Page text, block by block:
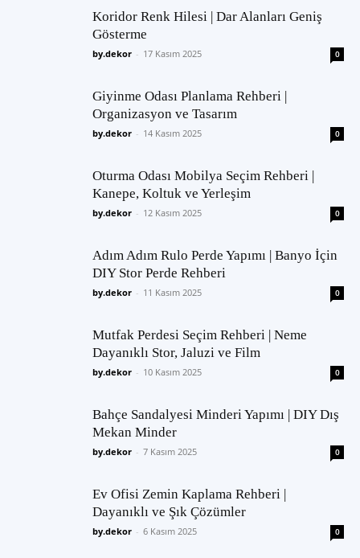
Koridor Renk Hilesi | Dar Alanları Geniş
Gösterme
by.dekor - 17 Kasım 2025 0
Giyinme Odası Planlama Rehberi |
Organizasyon ve Tasarım
by.dekor - 14 Kasım 2025 0
Oturma Odası Mobilya Seçim Rehberi |
Kanepe, Koltuk ve Yerleşim
by.dekor - 12 Kasım 2025 0
Adım Adım Rulo Perde Yapımı | Banyo İçin
DIY Stor Perde Rehberi
by.dekor - 11 Kasım 2025 0
Mutfak Perdesi Seçim Rehberi | Neme
Dayanıklı Stor, Jaluzi ve Film
by.dekor - 10 Kasım 2025 0
Bahçe Sandalyesi Minderi Yapımı | DIY Dış
Mekan Minder
by.dekor - 7 Kasım 2025 0
Ev Ofisi Zemin Kaplama Rehberi |
Dayanıklı ve Şık Çözümler
by.dekor - 6 Kasım 2025 0